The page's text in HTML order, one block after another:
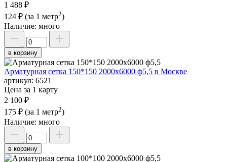
1 488 ₽
124 ₽ (за 1 метр2)
Наличие: много
в корзину
Арматурная сетка 150*150 2000х6000 ф5,5 в Москве
артикул: 6521
Цена за 1 карту
2 100 ₽
175 ₽ (за 1 метр2)
Наличие: много
в корзину